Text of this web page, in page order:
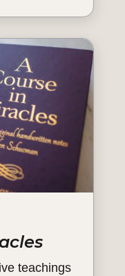
teachings